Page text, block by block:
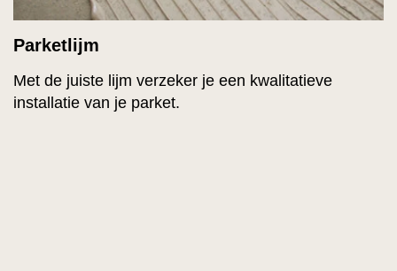
Parketlijm
Met de juiste lijm verzeker je een kwalitatieve
installatie van je parket.